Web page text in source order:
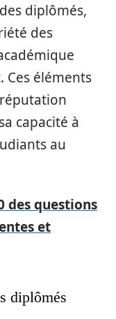
diplômés,
des
éléments
capacité à
au
des questions
et
diplômés